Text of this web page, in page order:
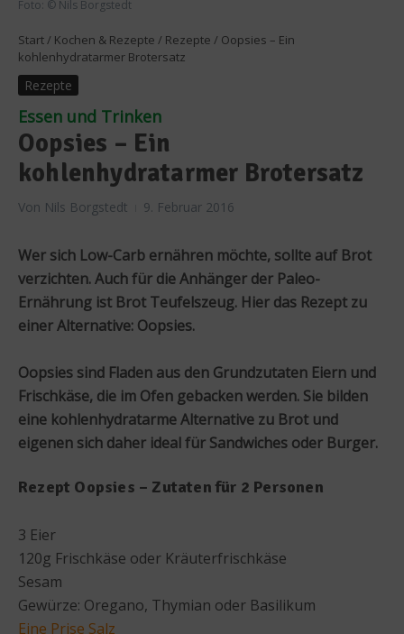
Foto: © Nils Borgstedt
Start / Kochen & Rezepte / Rezepte / Oopsies – Ein
kohlenhydratarmer Brotersatz
Rezepte
Essen und Trinken
Oopsies – Ein
kohlenhydratarmer Brotersatz
Von Nils Borgstedt 9. Februar 2016
Wer sich Low-Carb ernähren möchte, sollte auf Brot
verzichten. Auch für die Anhänger der Paleo-
Ernährung ist Brot Teufelszeug. Hier das Rezept zu
einer Alternative: Oopsies.
Oopsies sind Fladen aus den Grundzutaten Eiern und
Frischkäse, die im Ofen gebacken werden. Sie bilden
eine kohlenhydratarme Alternative zu Brot und
eigenen sich daher ideal für Sandwiches oder Burger.
Rezept Oopsies – Zutaten für 2 Personen
3 Eier
120g Frischkäse oder Kräuterfrischkäse
Sesam
Gewürze: Oregano, Thymian oder Basilikum
Eine Prise Salz